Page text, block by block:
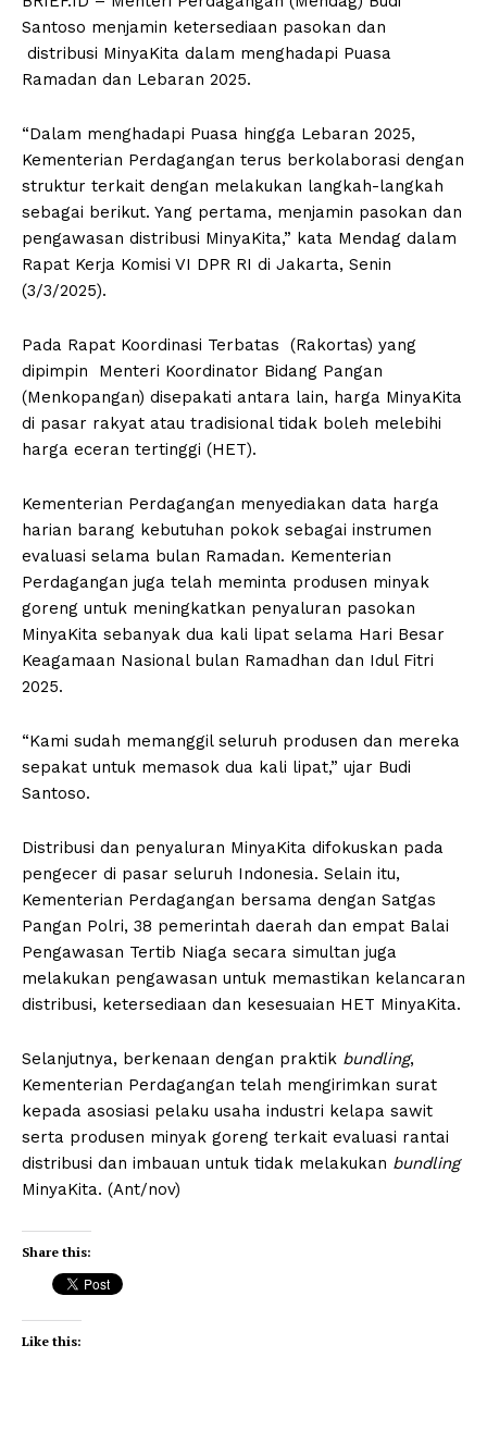
Santoso menjamin ketersediaan pasokan dan
distribusi MinyaKita dalam menghadapi Puasa
Ramadan dan Lebaran 2025.
“Dalam menghadapi Puasa hingga Lebaran 2025,
Kementerian Perdagangan terus berkolaborasi dengan
struktur terkait dengan melakukan langkah-langkah
sebagai berikut. Yang pertama, menjamin pasokan dan
pengawasan distribusi MinyaKita,” kata Mendag dalam
Rapat Kerja Komisi VI DPR RI di Jakarta, Senin
(3/3/2025).
Pada Rapat Koordinasi Terbatas (Rakortas) yang
dipimpin Menteri Koordinator Bidang Pangan
(Menkopangan) disepakati antara lain, harga MinyaKita
di pasar rakyat atau tradisional tidak boleh melebihi
harga eceran tertinggi (HET).
Kementerian Perdagangan menyediakan data harga
harian barang kebutuhan pokok sebagai instrumen
evaluasi selama bulan Ramadan. Kementerian
Perdagangan juga telah meminta produsen minyak
goreng untuk meningkatkan penyaluran pasokan
MinyaKita sebanyak dua kali lipat selama Hari Besar
Keagamaan Nasional bulan Ramadhan dan Idul Fitri
2025.
“Kami sudah memanggil seluruh produsen dan mereka
sepakat untuk memasok dua kali lipat,” ujar Budi
Santoso.
Distribusi dan penyaluran MinyaKita difokuskan pada
pengecer di pasar seluruh Indonesia. Selain itu,
Kementerian Perdagangan bersama dengan Satgas
Pangan Polri, 38 pemerintah daerah dan empat Balai
Pengawasan Tertib Niaga secara simultan juga
melakukan pengawasan untuk memastikan kelancaran
distribusi, ketersediaan dan kesesuaian HET MinyaKita.
Selanjutnya, berkenaan dengan praktik bundling,
Kementerian Perdagangan telah mengirimkan surat
kepada asosiasi pelaku usaha industri kelapa sawit
serta produsen minyak goreng terkait evaluasi rantai
distribusi dan imbauan untuk tidak melakukan bundling
MinyaKita. (Ant/nov)
Share this:
Like this: